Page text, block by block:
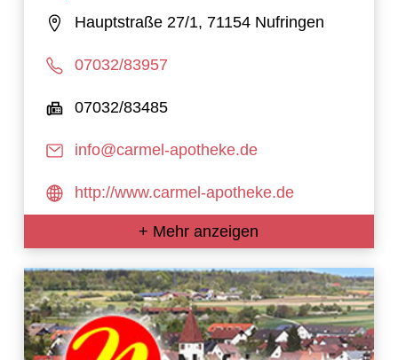
Henghuber e.K.
Hauptstraße 27/1, 71154 Nufringen
07032/83957
07032/83485
info@carmel-apotheke.de
http://www.carmel-apotheke.de
+ Mehr anzeigen